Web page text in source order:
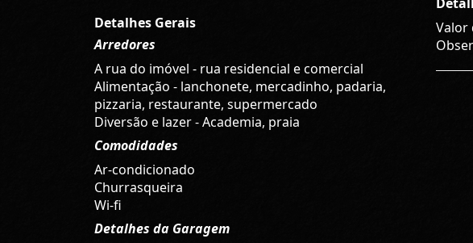
Detalhes Gerais
Arredores
A rua do imóvel - rua residencial e comercial
Alimentação - lanchonete, mercadinho, padaria,
pizzaria, restaurante, supermercado
Diversão e lazer - Academia, praia
Comodidades
Ar-condicionado
Churrasqueira
Wi-fi
Detalhes da Garagem
Valor